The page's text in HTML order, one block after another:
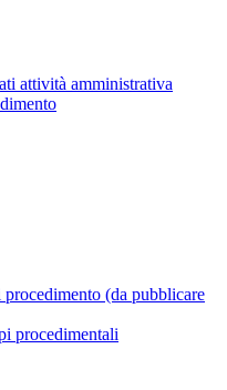
attività amministrativa
(da pubblicare
procedimentali